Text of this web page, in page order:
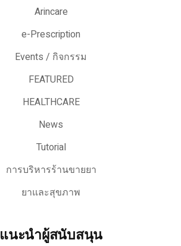
Arincare
e-Prescription
Events / กิจกรรม
FEATURED
HEALTHCARE
News
Tutorial
การบริหารร้านขายยา
ยาและสุขภาพ
แนะนำผู้สนับสนุน